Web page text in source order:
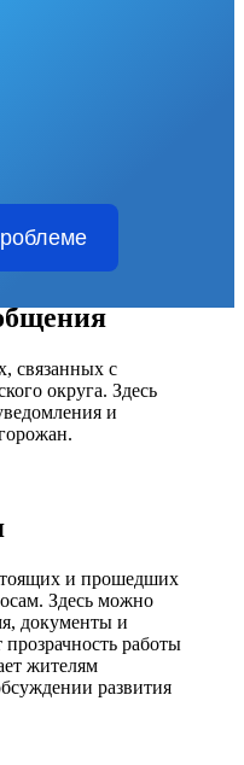
связанных с
округа. Здесь
и
и прошедших
Здесь можно
документы и
работы
жителям
развития